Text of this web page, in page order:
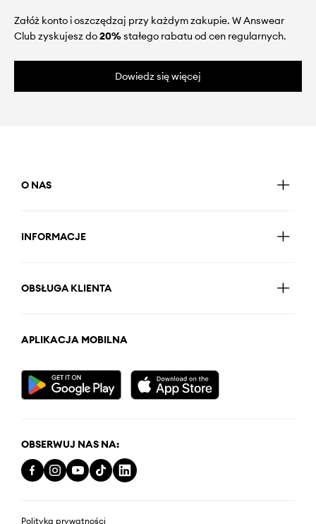
Załóż konto i oszczędzaj przy każdym zakupie. W Answear
Club zyskujesz do20%stałego rabatu od cen regularnych.
Dowiedz się więcej
O NAS
INFORMACJE
OBSŁUGA KLIENTA
APLIKACJA MOBILNA
OBSERWUJ NAS NA:
Polityka prywatności